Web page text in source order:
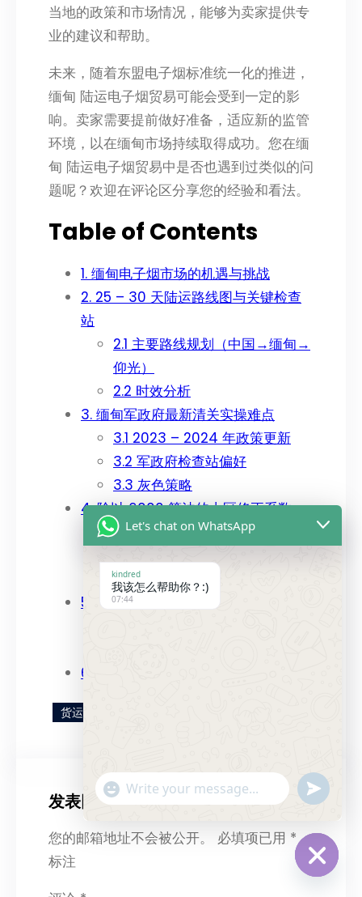
当地的政策和市场情况，能够为卖家提供专
业的建议和帮助。
未来，随着东盟电子烟标准统一化的推进，
缅甸 陆运电子烟贸易可能会受到一定的影
响。卖家需要提前做好准备，适应新的监管
环境，以在缅甸市场持续取得成功。您在缅
甸 陆运电子烟贸易中是否也遇到过类似的问
题呢？欢迎在评论区分享您的经验和看法。
Table of Contents
1. 缅甸电子烟市场的机遇与挑战
2. 25 – 30 天陆运路线图与关键检查
站
2.1 主要路线规划（中国→缅甸→
仰光）
2.2 时效分析
3. 缅甸军政府最新清关实操难点
3.1 2023 – 2024 年政策更新
3.2 军政府检查站偏好
3.3 灰色策略
4. 除以 6000 算法的山区修正系数
4.1 基础公式：体积重 vs. 实际重
4.3 成本优化建议
5. 风险提示与替代方案
6. 结语
货运知识
发表回复
您的邮箱地址不会被公开。 必填项已用 *
标注
Let's chat on WhatsApp
kindred
我该怎么帮助你？:)
07:44
"+chaty_settings.lang.emoji_picker+"
Send
WhatsApp